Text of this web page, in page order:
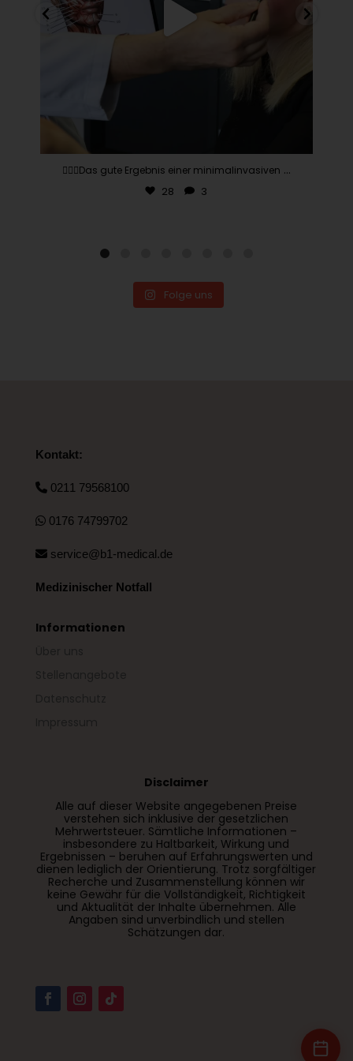
👨🏽‍⚕️Das gute Ergebnis einer minimalinvasiven ...
28 3
Folge uns
Kontakt:
0211 79568100
0176 74799702
service@b1-medical.de
Medizinischer Notfall
Informationen
Disclaimer
Alle auf dieser Website angegebenen Preise
verstehen sich inklusive der gesetzlichen
Mehrwertsteuer. Sämtliche Informationen –
insbesondere zu Haltbarkeit, Wirkung und
Ergebnissen – beruhen auf Erfahrungswerten und
dienen lediglich der Orientierung. Trotz sorgfältiger
Recherche und Zusammenstellung können wir
keine Gewähr für die Vollständigkeit, Richtigkeit
und Aktualität der Inhalte übernehmen. Alle
Angaben sind unverbindlich und stellen
Schätzungen dar.